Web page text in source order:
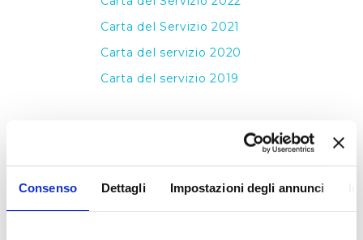
Consenso Dettagli Impostazioni degli annunci
Carta del Servizio 2021
Carta del servizio 2020
Carta del servizio 2019
Regolamento del Servizio Idrico Integrato
Il
Regolamento del Servizio Idrico Integrato
applicato da Publiacqua, recepisce le direttive